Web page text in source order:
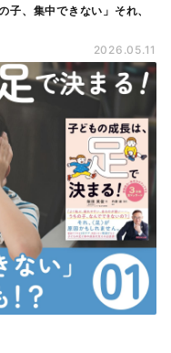
、集中できない」それ、
2026.05.11